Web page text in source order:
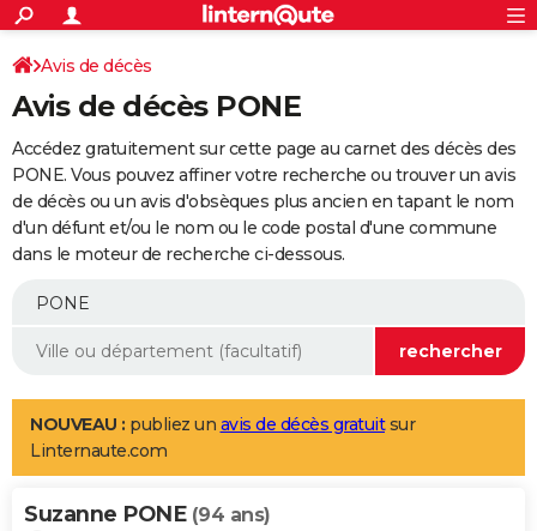
ACTUALITÉS
Politique
Société
Faits Divers
Education
Monde
Villes
+
SPORT
Coupe du monde 2026
Football
Tennis
Cyclisme
Rugby
Forum
Programme TV
TNT
Streaming
Cinéma
Sorties cinéma
Musique
+
FINANCE
Retraite
Impôts
Epargne
Immobilier
Risques naturels par ville
Banque
Assurance
Crédit
AUTO
Essais
Réserver un essai
Citadines
Berlines
SUV
Forum auto
+
Mobiles
Meilleur smartphone
Internet
Ordinateurs
Jeux vidéo
Guide high-tech
Aménagement intérieur
LIFESTYLE
Art de vivre
Bien-être
Loisirs
Mode
Modes de vie
Alimentation
Guide de la santé
Maladies
Médicaments
Sommeil
VOYAGE
Avis de décès
Avis de décès PONE
Accédez gratuitement sur cette page au carnet des décès des
PONE. Vous pouvez affiner votre recherche ou trouver un avis
de décès ou un avis d'obsèques plus ancien en tapant le nom
d'un défunt et/ou le nom ou le code postal d'une commune
dans le moteur de recherche ci-dessous.
NOUVEAU : publiez un avis de décès gratuitsur
Linternaute.com
Suzanne PONE (94 ans)